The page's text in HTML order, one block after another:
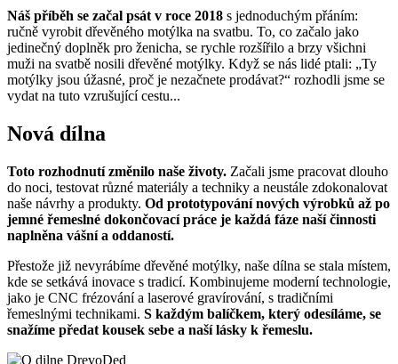
Náš příběh se začal psát v roce 2018 s jednoduchým přáním:
ručně vyrobit dřevěného motýlka na svatbu. To, co začalo jako
jedinečný doplněk pro ženicha, se rychle rozšířilo a brzy všichni
muži na svatbě nosili dřevěné motýlky. Když se nás lidé ptali: „Ty
motýlky jsou úžasné, proč je nezačnete prodávat?“ rozhodli jsme se
vydat na tuto vzrušující cestu...
Nová dílna
Toto rozhodnutí změnilo naše životy. Začali jsme pracovat dlouho
do noci, testovat různé materiály a techniky a neustále zdokonalovat
naše návrhy a produkty. Od prototypování nových výrobků až po
jemné řemeslné dokončovací práce je každá fáze naší činnosti
naplněna vášní a oddaností.
Přestože již nevyrábíme dřevěné motýlky, naše dílna se stala místem,
kde se setkává inovace s tradicí. Kombinujeme moderní technologie,
jako je CNC frézování a laserové gravírování, s tradičními
řemeslnými technikami. S každým balíčkem, který odesíláme, se
snažíme předat kousek sebe a naší lásky k řemeslu.